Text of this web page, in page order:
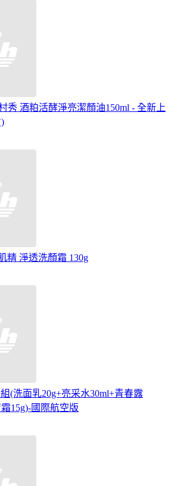
秀 酒粕活酵淨亮潔顏油150ml - 全新上
精 淨透洗顏霜 130g
(洗面乳20g+亮采水30ml+青春露
15g)-國際航空版